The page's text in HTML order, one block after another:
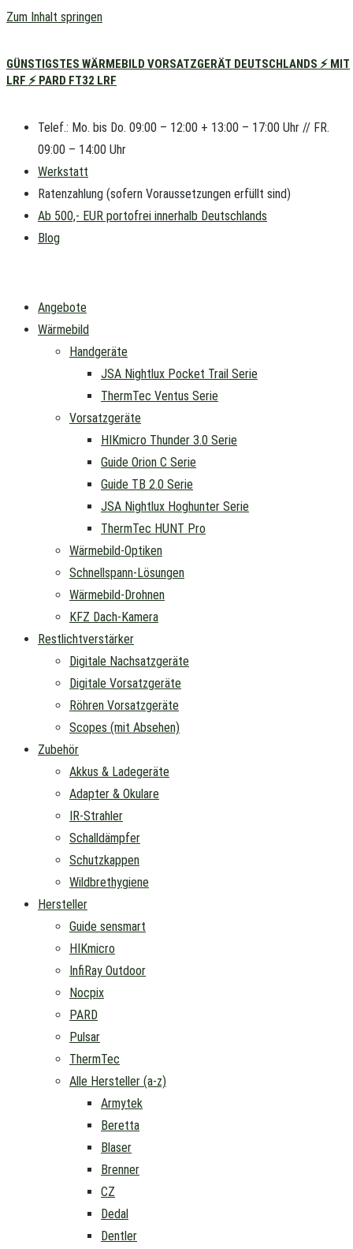
Zum Inhalt springen
GÜNSTIGSTES WÄRMEBILD VORSATZGERÄT DEUTSCHLANDS ⚡ MIT
LRF ⚡ PARD FT32 LRF
Telef.: Mo. bis Do. 09:00 – 12:00 + 13:00 – 17:00 Uhr // FR.
09:00 – 14:00 Uhr
Werkstatt
Ratenzahlung (sofern Voraussetzungen erfüllt sind)
Ab 500,- EUR portofrei innerhalb Deutschlands
Blog
Angebote
Wärmebild
Handgeräte
JSA Nightlux Pocket Trail Serie
ThermTec Ventus Serie
Vorsatzgeräte
HIKmicro Thunder 3.0 Serie
Guide Orion C Serie
Guide TB 2.0 Serie
JSA Nightlux Hoghunter Serie
ThermTec HUNT Pro
Wärmebild-Optiken
Schnellspann-Lösungen
Wärmebild-Drohnen
KFZ Dach-Kamera
Restlichtverstärker
Digitale Nachsatzgeräte
Digitale Vorsatzgeräte
Röhren Vorsatzgeräte
Scopes (mit Absehen)
Zubehör
Akkus & Ladegeräte
Adapter & Okulare
IR-Strahler
Schalldämpfer
Schutzkappen
Wildbrethygiene
Hersteller
Guide sensmart
HIKmicro
InfiRay Outdoor
Nocpix
PARD
Pulsar
ThermTec
Alle Hersteller (a-z)
Armytek
Beretta
Blaser
Brenner
CZ
Dedal
Dentler